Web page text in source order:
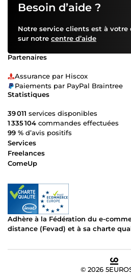
Besoin d’aide ?
Notre service clients est à votre
sur notre centre d’aide
Partenaires
Assurance par Hiscox
Paiements par PayPal Braintree
Statistiques
39 011 services disponibles
1 335 104 commandes effectuées
99 % d’avis positifs
Services
Freelances
ComeUp
Adhère à la Fédération du e-
distance (Fevad) et à sa charte
© 2026